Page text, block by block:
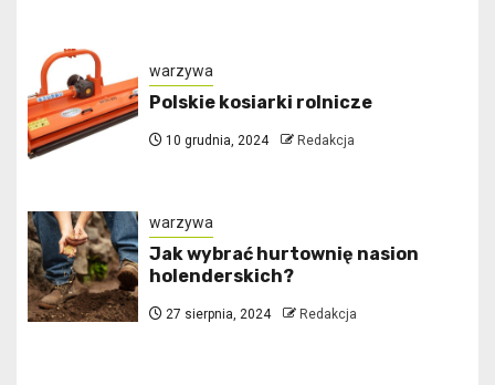
warzywa
Polskie kosiarki rolnicze
10 grudnia, 2024 Redakcja
warzywa
Jak wybrać hurtownię nasion
holenderskich?
27 sierpnia, 2024 Redakcja